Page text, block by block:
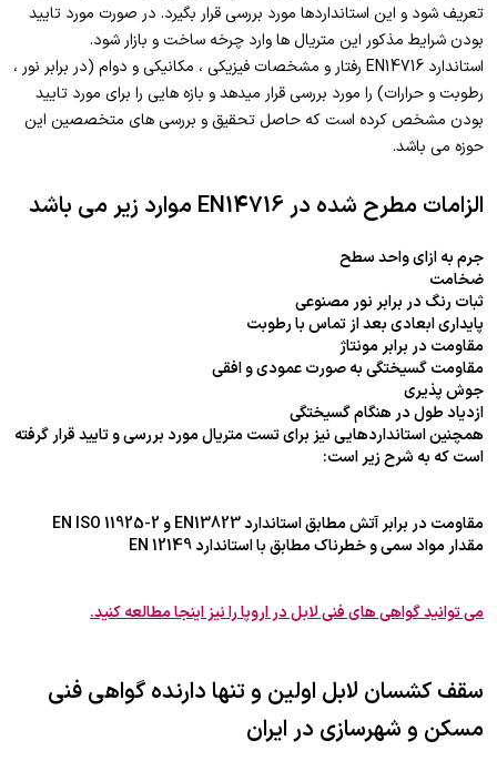
تعریف شود و این استانداردها مورد بررسی قرار بگیرد. در صورت مورد تایید
بودن شرایط مذکور این متریال ها وارد چرخه ساخت و بازار شود.
استاندارد EN14716 رفتار و مشخصات فیزیکی ، مکانیکی و دوام (در برابر نور ،
رطوبت و حرارات) را مورد بررسی قرار میدهد و بازه هایی را برای مورد تایید
بودن مشخص کرده است که حاصل تحقیق و بررسی های متخصصین این
حوزه می باشد.
الزامات مطرح شده در EN14716 موارد زیر می باشد
جرم به ازای واحد سطح
ضخامت
ثبات رنگ در برابر نور مصنوعی
پایداری ابعادی بعد از تماس با رطوبت
مقاومت در برابر مونتاژ
مقاومت گسیختگی به صورت عمودی و افقی
جوش پذیری
ازدیاد طول در هنگام گسیختگی
همچنین استانداردهایی نیز برای تست متریال مورد بررسی و تایید قرار گرفته
است که به شرح زیر است:
مقاومت در برابر آتش مطابق استاندارد EN13823 و EN ISO 11925-2
مقدار مواد سمی و خطرناک مطابق با استاندارد EN 12149
می توانید گواهی های فنی لابل در اروپا را نیز اینجا مطالعه کنید.
سقف کشسان لابل اولین و تنها دارنده گواهی فنی
مسکن و شهرسازی در ایران